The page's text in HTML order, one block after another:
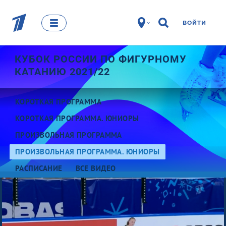
ВОЙТИ
КУБОК РОССИИ ПО ФИГУРНОМУ
КАТАНИЮ 2021/22
КОРОТКАЯ ПРОГРАММА
КОРОТКАЯ ПРОГРАММА. ЮНИОРЫ
ПРОИЗВОЛЬНАЯ ПРОГРАММА
ПРОИЗВОЛЬНАЯ ПРОГРАММА. ЮНИОРЫ
РАСПИСАНИЕ
ВСЕ ВИДЕО